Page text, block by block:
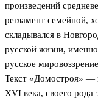
произведений
регламент семейной,
складывался в
русской жизни,
русское
Текст «Домостроя» —
XVI века, своего